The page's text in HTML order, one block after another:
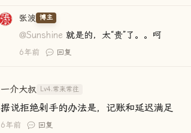
张波 博主
@Sunshine 就是的，太“贵”了。。呵
6年前 回复
一介大叔 Lv4.常来常往
据说拒绝剁手的办法是，记账和延迟满足
6年前 回复